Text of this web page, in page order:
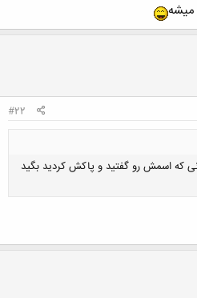
میشه
#22
که اسمش رو گفتید و پاکش کردید بگید